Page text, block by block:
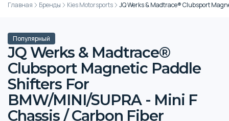
Главная Бренды Kies Motorsports JQ Werks & Madtrace® Clubsport
Популярный
JQ Werks & Madtrace®
Clubsport Magnetic Paddle
Shifters For
BMW/MINI/SUPRA - Mini F
Chassis / Carbon Fiber